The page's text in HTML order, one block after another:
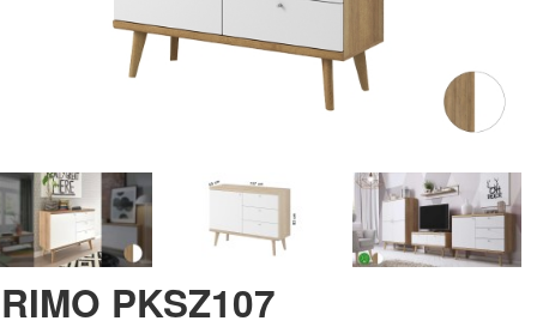
PKSZ107